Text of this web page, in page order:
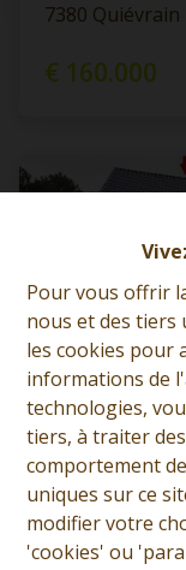
Pour vous offrir
nous et des tiers
les cookies pour
informations de
technologies,
tiers, à traiter
comportement
uniques sur ce
modifier votre
'cookies' ou
7380 Quiévrain
€ 160.000
Maison en
garage et